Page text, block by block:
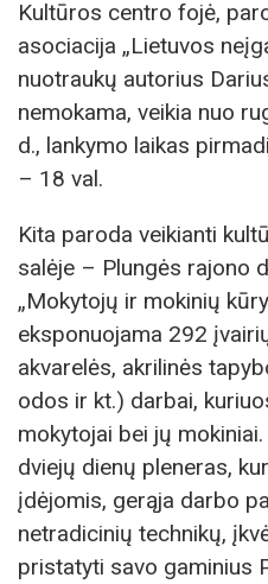
Kultūros centro fojė,
asociacija „Lietuvos
nuotraukų autorius
nemokama, veikia nuo
d., lankymo laikas
– 18 val.
Kita paroda veikianti
salėje – Plungės rajono
„Mokytojų ir mokinių
eksponuojama 292
akvarelės, akrilinės
odos ir kt.) darbai,
mokytojai bei jų
dviejų dienų pleneras,
įdėjomis, gerąja darbo
netradicinių technikų,
pristatyti savo gaminius